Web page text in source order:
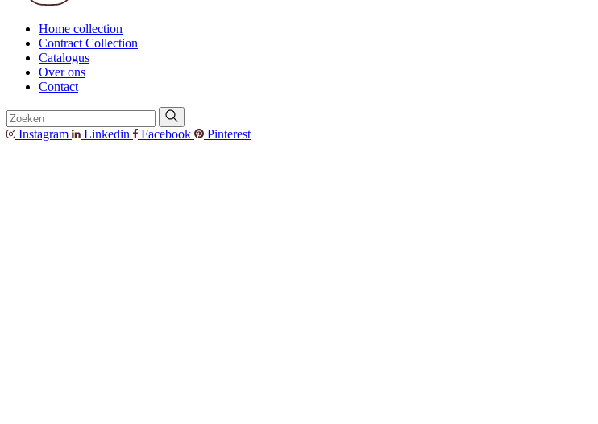
Home collection
Contract Collection
Catalogus
Over ons
Contact
Instagram Linkedin Facebook Pinterest